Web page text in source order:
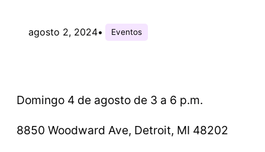
agosto 2, 2024• Eventos
Domingo 4 de agosto de 3 a 6 p.m.
8850 Woodward Ave, Detroit, MI 48202